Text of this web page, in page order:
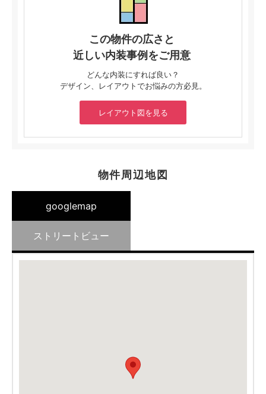
この物件の広さと
近しい内装事例をご用意
どんな内装にすれば良い？
デザイン、レイアウトでお悩みの方必見。
レイアウト図を見る
物件周辺地図
googlemap
ストリートビュー